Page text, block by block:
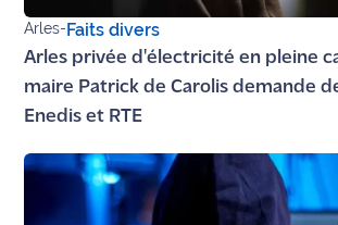
Maritima
L'anecdote
de Jeff
C'est
mon
Arles-Faits divers
Arles privée d'électricité en pleine
maire Patrick de Carolis demande
Enedis et RTE